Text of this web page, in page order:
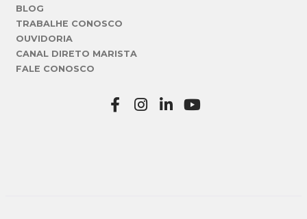
BLOG
TRABALHE CONOSCO
OUVIDORIA
CANAL DIRETO MARISTA
FALE CONOSCO